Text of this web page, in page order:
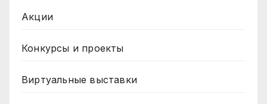
Акции
Конкурсы и проекты
Виртуальные выставки